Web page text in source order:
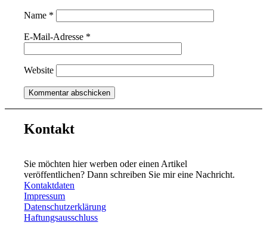
Name *
E-Mail-Adresse *
Website
Kontakt
Sie möchten hier werben oder einen Artikel
veröffentlichen? Dann schreiben Sie mir eine Nachricht.
Kontaktdaten
Impressum
Datenschutzerklärung
Haftungsausschluss